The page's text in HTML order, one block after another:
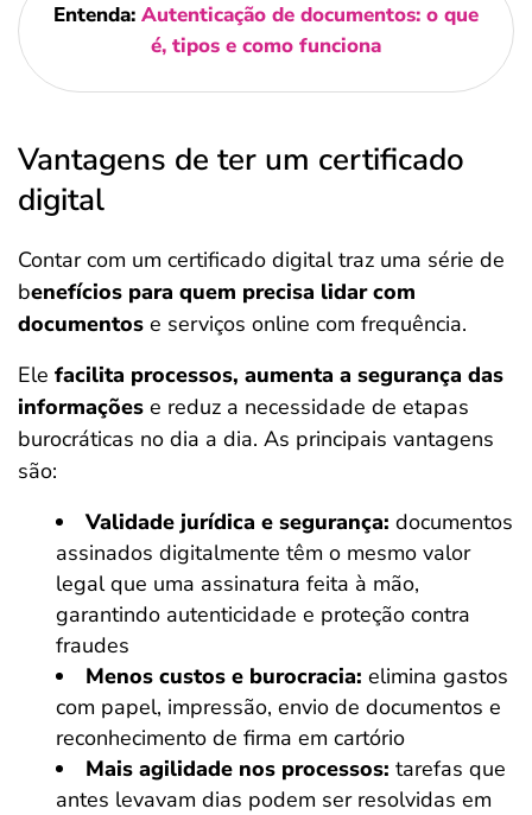
Entenda: Autenticação de documentos: o que
é, tipos e como funciona
Vantagens de ter um certificado
digital
Contar com um certificado digital traz uma série de
benefícios para quem precisa lidar com
documentos e serviços online com frequência.
Ele facilita processos, aumenta a segurança das
informações e reduz a necessidade de etapas
burocráticas no dia a dia. As principais vantagens
são:
Validade jurídica e segurança: documentos
assinados digitalmente têm o mesmo valor
legal que uma assinatura feita à mão,
garantindo autenticidade e proteção contra
fraudes
Menos custos e burocracia: elimina gastos
com papel, impressão, envio de documentos e
reconhecimento de firma em cartório
Mais agilidade nos processos: tarefas que
antes levavam dias podem ser resolvidas em